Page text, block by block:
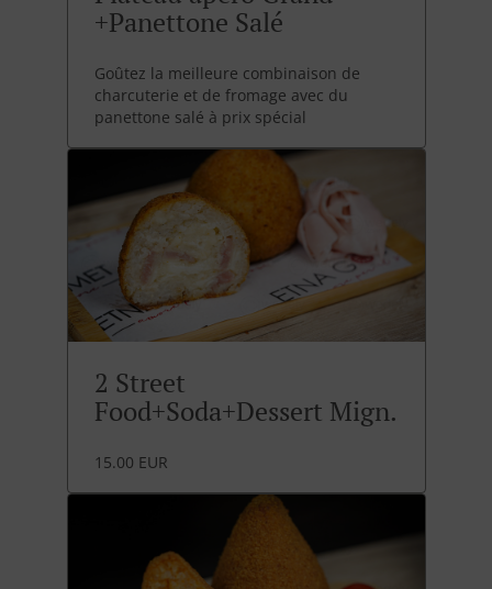
+Panettone Salé
Goûtez la meilleure combinaison de
charcuterie et de fromage avec du
panettone salé à prix spécial
2 Street
Food+Soda+Dessert Mign.
15.00 EUR